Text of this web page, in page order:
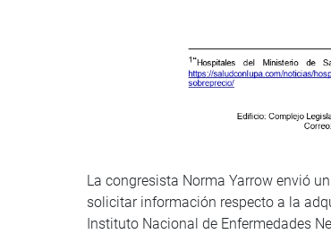
La congresista Norma Yarrow envió
solicitar información respecto a la
Instituto Nacional de Enfermedades